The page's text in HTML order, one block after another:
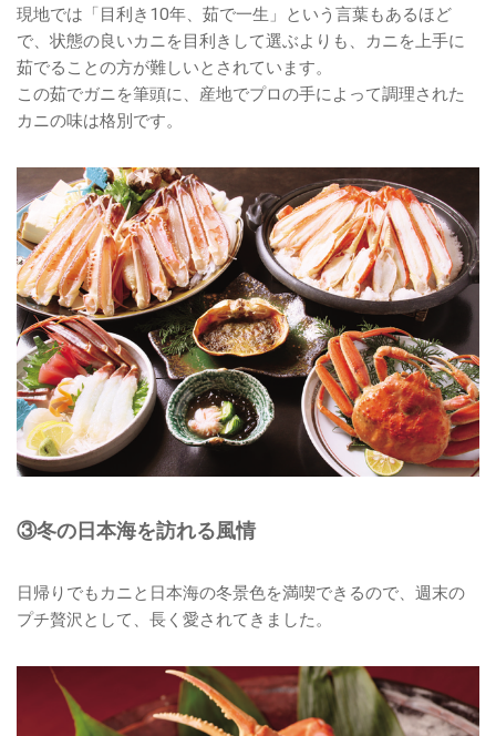
現地では「目利き10年、茹で一生」という言葉もあるほど
で、状態の良いカニを目利きして選ぶよりも、カニを上手に
茹でることの方が難しいとされています。
この茹でガニを筆頭に、産地でプロの手によって調理された
カニの味は格別です。
③冬の日本海を訪れる風情
日帰りでもカニと日本海の冬景色を満喫できるので、週末の
プチ贅沢として、長く愛されてきました。